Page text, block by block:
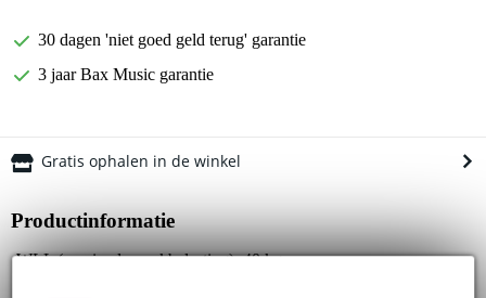
30 dagen 'niet goed geld terug' garantie
3 jaar Bax Music garantie
Gratis ophalen in de winkel
Productinformatie
WLL (maximale werkbelasting): 40 kg